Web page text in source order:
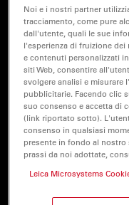
Noi e i nostri partner
tracciamento, come pure
dall'utente, quali le sue
l'esperienza di fruizione
e contenuti personalizzati
siti Web, consentire
svolgere analisi e misurare
pubblicitarie. Facendo clic
suo consenso e accetta di
(link riportato sotto).
consenso in qualsiasi
presente in fondo al nostro
prassi da noi adottate,
Leica Microsystems